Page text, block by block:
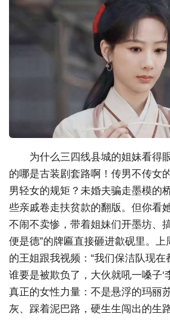
为什么三四线县城的姐妹看得
的哪是古装剧套路啊！传男不传女
男轻女的规矩？未婚夫骗走墨模的
些亲戚卷走扶贫款的翻版。但你
不闹不卖惨，带着姐妹们开墨坊、
便是德”的牌匾直接砸进歙砚里。
的王姐跟我视频：“我们保洁队现在
谁要是被欺负了，大伙就吼一嗓子‘
真正的女性力量：不是悬浮的玛丽
灰、踩着泥巴路，硬生生闯出的生路